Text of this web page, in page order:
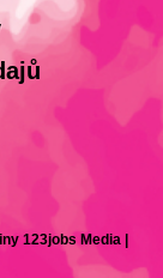
123jobs Media |